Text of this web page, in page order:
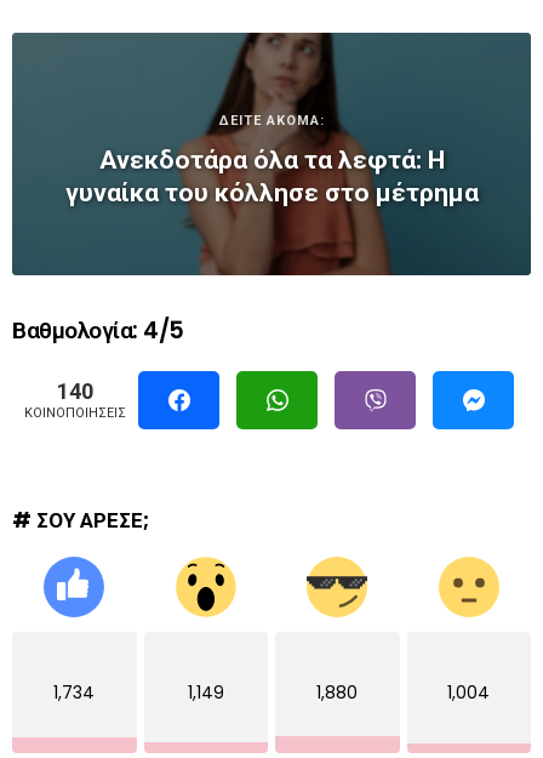
ΔΕΙΤΕ ΑΚΟΜΑ:
Ανεκδοτάρα όλα τα λεφτά: Η
γυναίκα του κόλλησε στο μέτρημα
Βαθμολογία: 4/5
140
ΚΟΙΝΟΠΟΙΉΣΕΙΣ
# ΣΟΥ ΑΡΕΣΕ;
1,734 1,149 1,880 1,004